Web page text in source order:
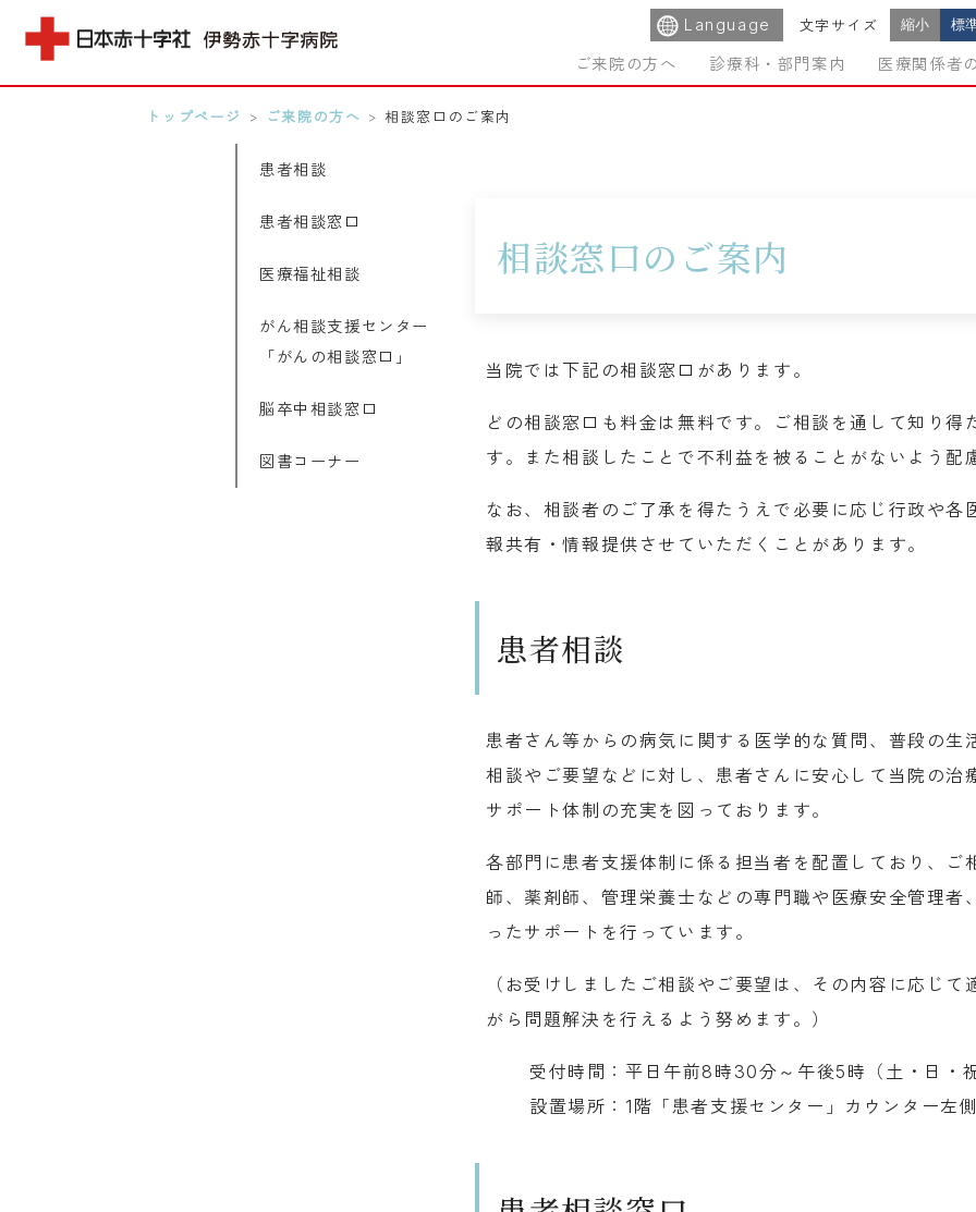
Language 文字サイズ 縮小 標
ご来院の方へ 診療科・部門案内 医療関係者
トップページ > ご来院の方へ >相談窓口のご案内
患者相談
患者相談窓口
医療福祉相談
がん相談支援センター
「がんの相談窓口」
脳卒中相談窓口
図書コーナー
相談窓口のご案内
当院では下記の相談窓口があります。
どの相談窓口も料金は無料です。ご相談を通して知り得
す。また相談したことで不利益を被ることがないよう配
なお、相談者のご了承を得たうえで必要に応じ行政や各
報共有・情報提供させていただくことがあります。
患者相談
患者さん等からの病気に関する医学的な質問、普段の生
相談やご要望などに対し、患者さんに安心して当院の治
サポート体制の充実を図っております。
各部門に患者支援体制に係る担当者を配置しており、ご
師、薬剤師、管理栄養士などの専門職や医療安全管理者
ったサポートを行っています。
（お受けしましたご相談やご要望は、その内容に応じ
がら問題解決を行えるよう努めます。）
受付時間：平日午前8時30分～午後5時（土・日・
設置場所：1階「患者支援センター」カウンター左